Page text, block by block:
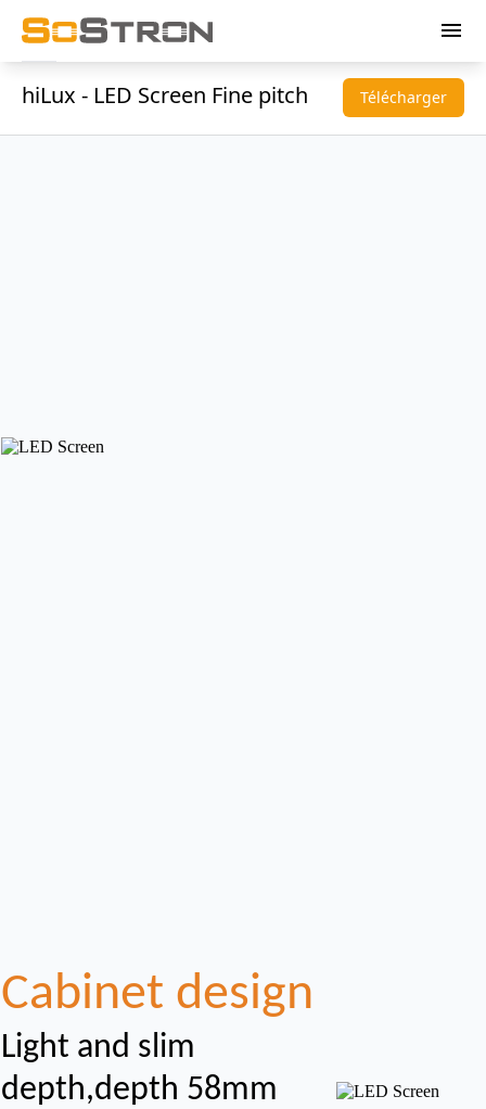
menu
hiLux - LED Screen Fine pitch Télécharger
Cabinet design
Light and slim
depth,depth 58mm